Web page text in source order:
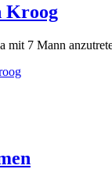
Kroog
mit 7 Mann